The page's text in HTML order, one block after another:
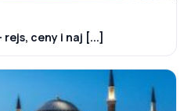
ceny i naj [...]